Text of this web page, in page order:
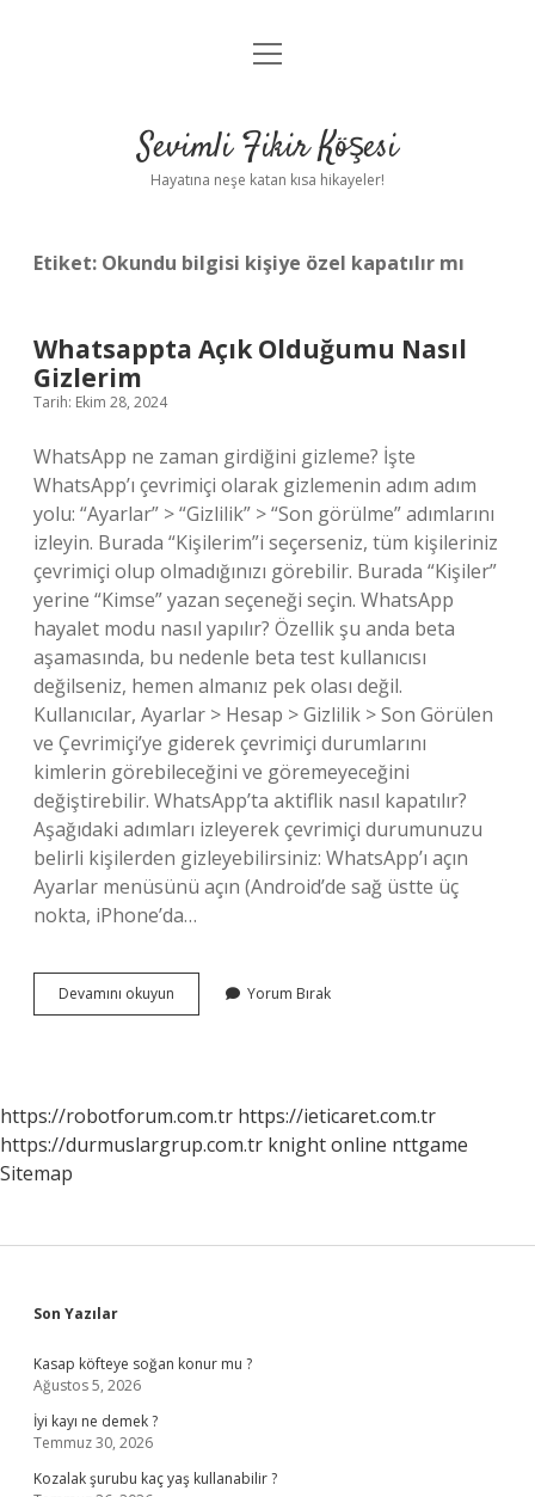
Anasayfa
Yasal Uyarı
menüyü
Sevimli Fikir Köşesi
Hayatına neşe katan kısa hikayeler!
Etiket: Okundu bilgisi kişiye özel kapatılır mı
Whatsappta Açık Olduğumu Nasıl
Gizlerim
Tarih: Ekim 28, 2024
WhatsApp ne zaman girdiğini gizleme? İşte
WhatsApp’ı çevrimiçi olarak gizlemenin adım adım
yolu: “Ayarlar” > “Gizlilik” > “Son görülme” adımlarını
izleyin. Burada “Kişilerim”i seçerseniz, tüm kişileriniz
çevrimiçi olup olmadığınızı görebilir. Burada “Kişiler”
yerine “Kimse” yazan seçeneği seçin. WhatsApp
hayalet modu nasıl yapılır? Özellik şu anda beta
aşamasında, bu nedenle beta test kullanıcısı
değilseniz, hemen almanız pek olası değil.
Kullanıcılar, Ayarlar > Hesap > Gizlilik > Son Görülen
ve Çevrimiçi’ye giderek çevrimiçi durumlarını
kimlerin görebileceğini ve göremeyeceğini
değiştirebilir. WhatsApp’ta aktiflik nasıl kapatılır?
Aşağıdaki adımları izleyerek çevrimiçi durumunuzu
belirli kişilerden gizleyebilirsiniz: WhatsApp’ı açın
Ayarlar menüsünü açın (Android’de sağ üstte üç
nokta, iPhone’da…
Devamını okuyun Whatsappta
Açık
Yorum Bırak
https://robotforum.com.tr https://ieticaret.com.tr
https://durmuslargrup.com.tr knight online nttgame
Sitemap
Sidebar
Son Yazılar
Kasap köfteye soğan konur mu ?
Ağustos 5, 2026
İyi kayı ne demek ?
Temmuz 30, 2026
Kozalak şurubu kaç yaş kullanabilir ?